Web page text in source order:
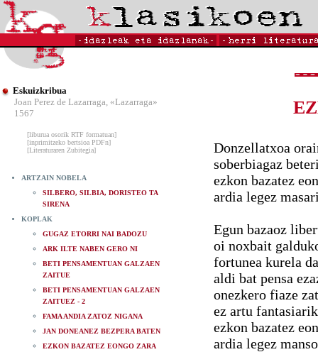
Eskuizkribua
Joan Perez de Lazarraga, «Lazarraga»
1567
[liburua osorik RTF formatuan]
[inprimitzeko bertsioa PDFn]
[Literaturaren Zubitegia]
ARTZAIN NOBELA
SILBERO, SILBIA, DORISTEO TA
SIRENA
KOPLAK
GUGAZ ETORRI NAI BADOZU
ARK ILTE NABEN GERO NI
BETI PENSAMENTUAN GALZAEN
ZAITUE
BETI PENSAMENTUAN GALZAEN
ZAITUEZ - 2
FAMA ANDIA ZATOZ NIGANA
JAN DONEANEZ BEZPERA BATEN
EZKON BAZATEZ EONGO ZARA
Donzellatxoa
soberbiagaz
ezkon bazatez
ardia legez
Egun bazaoz
oi noxbait
fortunea kurela
aldi bat pensa
onezkero fiaze
ez artu fantasiarik
ezkon bazatez
ardia legez